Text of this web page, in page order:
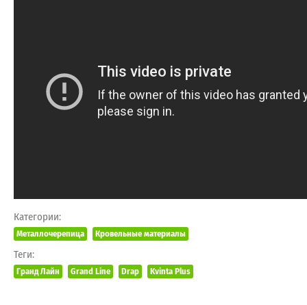
Категории:
Металлочерепица Кровельные материалы
Теги:
Гранд Лайн Grand Line Drap Kvinta Plus